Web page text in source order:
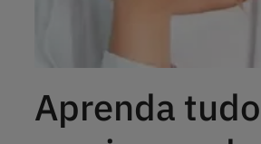
Aprenda